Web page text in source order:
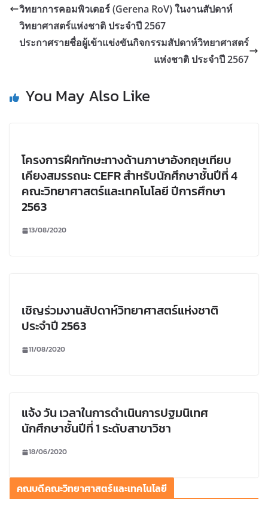
วิทยาการคอมพิวเตอร์ (Gerena RoV) ในงานสัปดาห์
วิทยาศาสตร์แห่งชาติ ประจำปี 2567
ประกาศรายชื่อผู้เข้าแข่งขันกิจกรรมสัปดาห์วิทยาศาสตร์
แห่งชาติ ประจำปี 2567
You May Also Like
โครงการฝึกทักษะทางด้านภาษาอังกฤษเทียบ
เคียงสมรรถนะ CEFR สำหรับนักศึกษาชั้นปีที่ 4
คณะวิทยาศาสตร์และเทคโนโลยี ปีการศึกษา
2563
13/08/2020
เชิญร่วมงานสัปดาห์วิทยาศาสตร์แห่งชาติ
ประจำปี 2563
11/08/2020
แจ้ง วัน เวลาในการดำเนินการปฐมนิเทศ
นักศึกษาชั้นปีที่ 1 ระดับสาขาวิชา
18/06/2020
คณบดีคณะวิทยาศาสตร์และเทคโนโลยี